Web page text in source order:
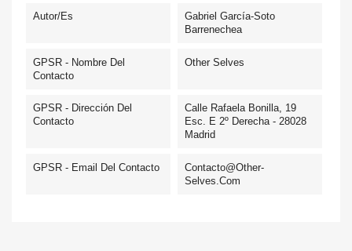
Autor/es
Gabriel García-Soto
Barrenechea
GPSR - Nombre Del
Contacto
Other Selves
GPSR - Dirección Del
Contacto
Calle Rafaela Bonilla, 19
Esc. E 2º Derecha - 28028
Madrid
GPSR - Email Del Contacto
Contacto@other-
Selves.com